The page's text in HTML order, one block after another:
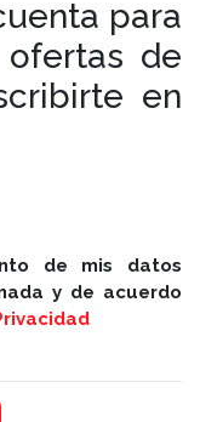
para
de
en
de mis datos
y de acuerdo